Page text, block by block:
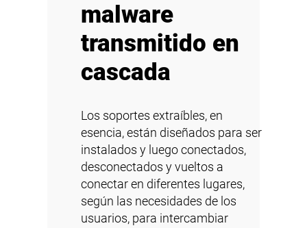
malware
transmitido en
cascada
Los soportes extraíbles, en
esencia, están diseñados para ser
instalados y luego conectados,
desconectados y vueltos a
conectar en diferentes lugares,
según las necesidades de los
usuarios, para intercambiar